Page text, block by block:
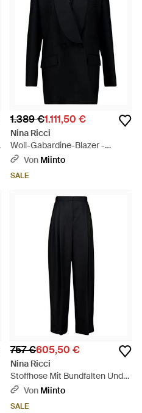
1.389 €1.111,50 €
Nina Ricci
Woll-Gabardine-Blazer -
Schwarz
Von Miinto
SALE
757 €605,50 €
Nina Ricci
Stoffhose Mit Bundfalten Und
Geradem Bein Aus Wolle -
Von Miinto
SALE